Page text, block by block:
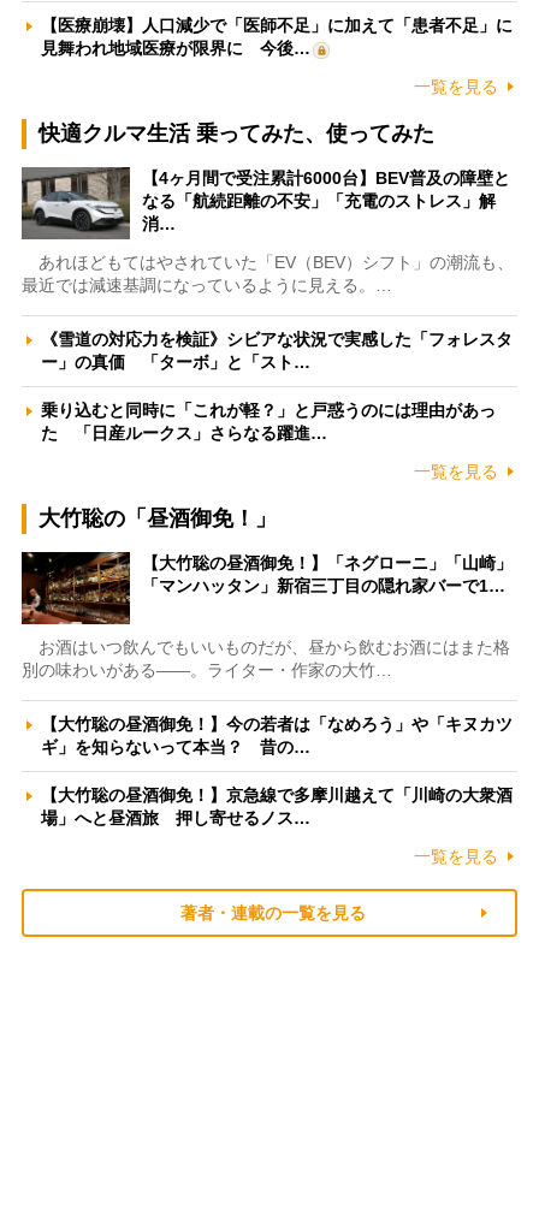
【医療崩壊】人口減少で「医師不足」に加えて「患者不足」に
見舞われ地域医療が限界に 今後…
一覧を見る
快適クルマ生活 乗ってみた、使ってみた
【4ヶ月間で受注累計6000台】BEV普及の障壁と
なる「航続距離の不安」「充電のストレス」解
消…
あれほどもてはやされていた「EV（BEV）シフト」の潮流も、
最近では減速基調になっているように見える。…
《雪道の対応力を検証》シビアな状況で実感した「フォレスタ
ー」の真価 「ターボ」と「スト…
乗り込むと同時に「これが軽？」と戸惑うのには理由があっ
た 「日産ルークス」さらなる躍進…
一覧を見る
大竹聡の「昼酒御免！」
【大竹聡の昼酒御免！】「ネグローニ」「山崎」
「マンハッタン」新宿三丁目の隠れ家バーで1…
お酒はいつ飲んでもいいものだが、昼から飲むお酒にはまた格
別の味わいがある――。ライター・作家の大竹…
【大竹聡の昼酒御免！】今の若者は「なめろう」や「キヌカツ
ギ」を知らないって本当？ 昔の…
【大竹聡の昼酒御免！】京急線で多摩川越えて「川崎の大衆酒
場」へと昼酒旅 押し寄せるノス…
一覧を見る
著者・連載の一覧を見る